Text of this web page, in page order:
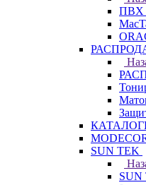
ПВХ
SUN TEK
SUN